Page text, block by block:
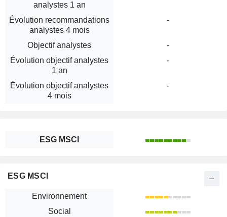
analystes 1 an
Évolution recommandations
analystes 4 mois
-
Objectif analystes
-
Évolution objectif analystes
1 an
-
Évolution objectif analystes
4 mois
-
ESG MSCI
ESG MSCI
Environnement
Social